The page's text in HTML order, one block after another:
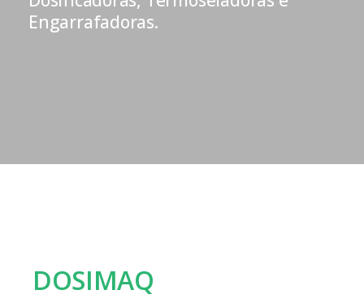
Engarrafadoras.
DOSIMAQ